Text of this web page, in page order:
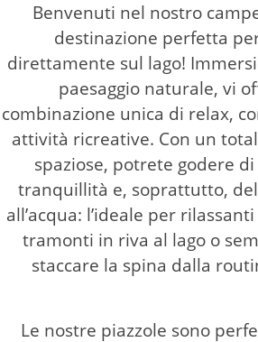
Benvenuti nel nostro
destinazione perfetta
direttamente sul lago!
paesaggio naturale, vi
combinazione unica di relax,
attività ricreative. Con un
spaziose, potrete godere
tranquillità e, soprattutto,
all’acqua: l’ideale per
tramonti in riva al lago o
staccare la spina dalla
Le nostre piazzole sono